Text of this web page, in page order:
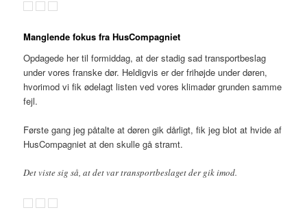
Manglende fokus fra HusCompagniet
Opdagede her til formiddag, at der stadig sad transportbeslag
under vores franske dør. Heldigvis er der frihøjde under døren,
hvorimod vi fik ødelagt listen ved vores klimadør grunden samme
fejl.
Første gang jeg påtalte at døren gik dårligt, fik jeg blot at hvide af
HusCompagniet at den skulle gå stramt.
Det viste sig så, at det var transportbeslaget der gik imod.